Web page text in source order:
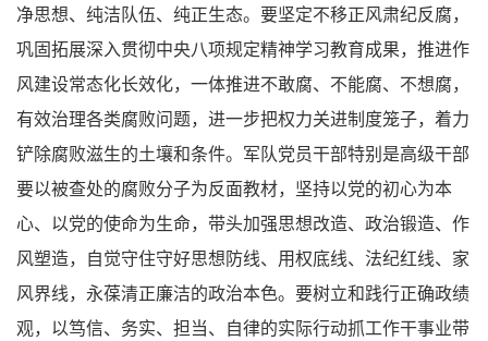
净思想、纯洁队伍、纯正生态。要坚定不移正风肃纪反腐，
巩固拓展深入贯彻中央八项规定精神学习教育成果，推进作
风建设常态化长效化，一体推进不敢腐、不能腐、不想腐，
有效治理各类腐败问题，进一步把权力关进制度笼子，着力
铲除腐败滋生的土壤和条件。军队党员干部特别是高级干部
要以被查处的腐败分子为反面教材，坚持以党的初心为本
心、以党的使命为生命，带头加强思想改造、政治锻造、作
风塑造，自觉守住守好思想防线、用权底线、法纪红线、家
风界线，永葆清正廉洁的政治本色。要树立和践行正确政绩
观，以笃信、务实、担当、自律的实际行动抓工作干事业带